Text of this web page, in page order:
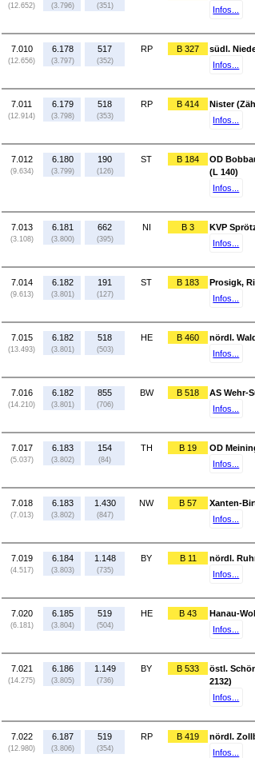
(12.652) (3.796) (351)
Infos...
7.010
(12.656)
6.178
(3.797)
517
(352)
RP B 327
südl.
Infos...
7.011
(12.914)
6.179
(3.798)
518
(353)
RP B 414
Nister
Infos...
7.012
(9.634)
6.180
(3.799)
190
(126)
ST B 184
OD
(L 140)
Infos...
7.013
(3.108)
6.181
(3.800)
662
(395)
NI B 3
KVP
Infos...
7.014
(9.613)
6.182
(3.801)
191
(127)
ST B 183
Prosigk,
Infos...
7.015
(13.493)
6.182
(3.801)
518
(503)
HE B 460
nördl.
Infos...
7.016
(14.210)
6.182
(3.801)
855
(706)
BW B 518
AS Wehr-
Infos...
7.017
(5.037)
6.183
(3.802)
154
(84)
TH B 19
OD
Infos...
7.018
(7.013)
6.183
(3.802)
1.430
(847)
NW B 57
Xanten-
Infos...
7.019
(4.517)
6.184
(3.803)
1.148
(735)
BY B 11
nördl.
Infos...
7.020
(6.181)
6.185
(3.804)
519
(504)
HE B 43
Hanau-
Infos...
7.021
(14.275)
6.186
(3.805)
1.149
(736)
BY B 533
östl.
2132)
Infos...
7.022
(12.980)
6.187
(3.806)
519
(354)
RP B 419
nördl.
Infos...